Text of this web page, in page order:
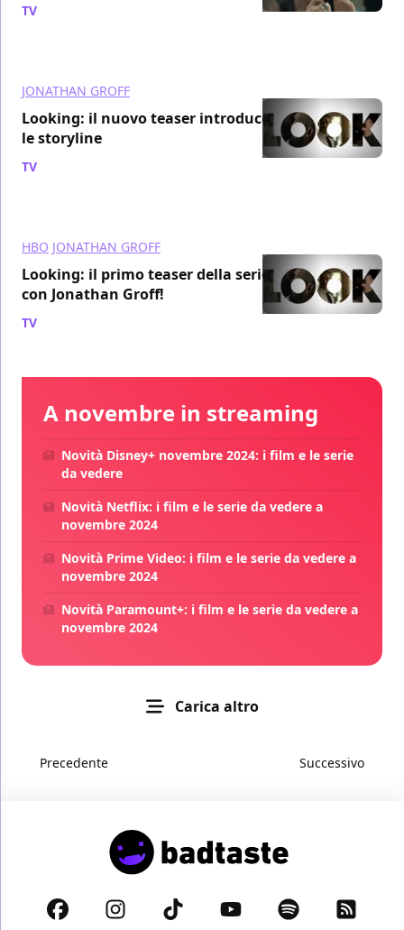
TV
JONATHAN GROFF
Looking: il nuovo teaser introduce
le storyline
TV
HBO JONATHAN GROFF
Looking: il primo teaser della serie
con Jonathan Groff!
TV
A novembre in streaming
Novità Disney+ novembre 2024: i film e le serie
da vedere
Novità Netflix: i film e le serie da vedere a
novembre 2024
Novità Prime Video: i film e le serie da vedere a
novembre 2024
Novità Paramount+: i film e le serie da vedere a
novembre 2024
Carica altro
Precedente Successivo